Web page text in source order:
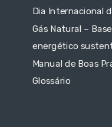
Dia Internacional
Gás Natural –
energético
Manual de Boas
Glossário